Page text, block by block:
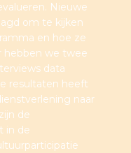
Nieuwe
om te kijken
en hoe ze
hebben we twee
data
resultaten heeft
naar
de
in de